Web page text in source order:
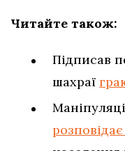
Читайте також:
Підписав
шахраї